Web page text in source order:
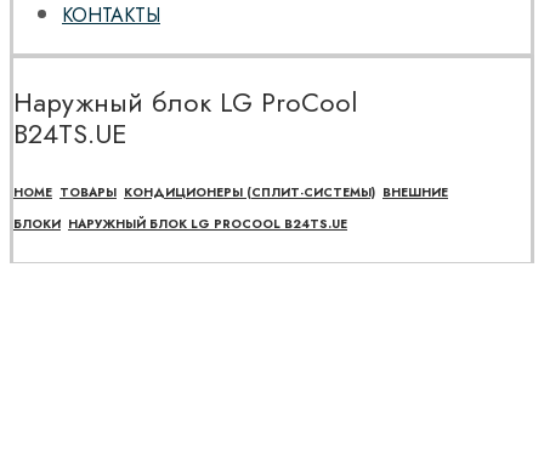
КОНТАКТЫ
Наружный блок LG ProCool
B24TS.UE
HOME ТОВАРЫ КОНДИЦИОНЕРЫ (СПЛИТ-СИСТЕМЫ) ВНЕШНИЕ
БЛОКИ НАРУЖНЫЙ БЛОК LG PROCOOL B24TS.UE